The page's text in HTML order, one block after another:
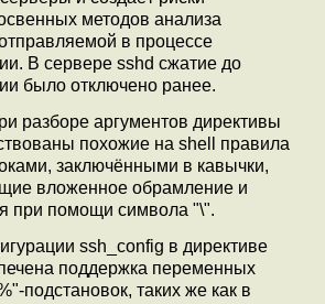
методов анализа
в процессе
В сервере sshd сжатие до
было отключено ранее.
разборе аргументов директивы
похожие на shell правила
заключёнными в кавычки,
вложенное обрамление и
при помощи символа "\".
ssh_config в директиве
поддержка переменных
подстановок, таких же как в